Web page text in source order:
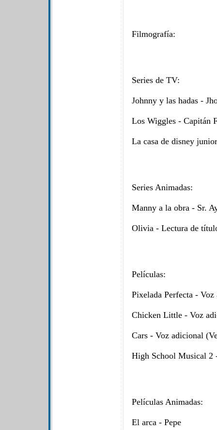
Filmografía:
Series de TV:
Johnny y las hadas -
Los Wiggles - Capitán
La casa de disney
Series Animadas:
Manny a la obra - Sr.
Olivia - Lectura de
Películas:
Pixelada Perfecta - Voz
Chicken Little - Voz
Cars - Voz adicional
High School Musical 2
Películas Animadas:
El arca - Pepe